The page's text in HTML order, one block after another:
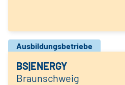
Ausbildungsbetriebe
BS|ENERGY
Braunschweig